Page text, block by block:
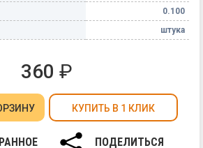
0.100
штука
360 ₽
КУПИТЬ В 1 КЛИК
ПОДЕЛИТЬСЯ